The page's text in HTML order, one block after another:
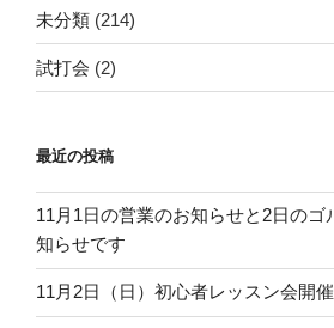
未分類 (214)
試打会 (2)
最近の投稿
11月1日の営業のお知らせと2日のゴ
知らせです
11月2日（日）初心者レッスン会開催